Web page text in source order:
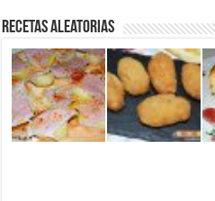
Recetas aleatorias